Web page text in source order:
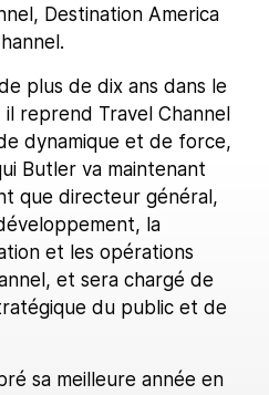
Destination America
plus de dix ans dans le
reprend Travel Channel
dynamique et de force,
Butler va maintenant
que directeur général,
la
et les opérations
et sera chargé de
du public et de
sa meilleure année en